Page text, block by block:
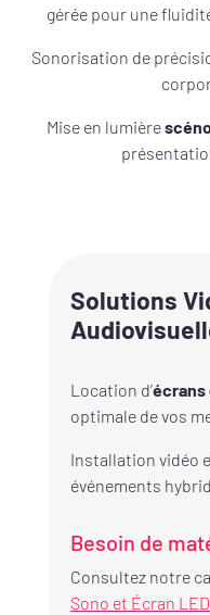
gérée pour une
Sonorisation de
Mise en lumière
Solutions
Location d’écrans
optimale de vos
Installation vidéo
événements
Besoin de
Consultez notre
Sono et Écran